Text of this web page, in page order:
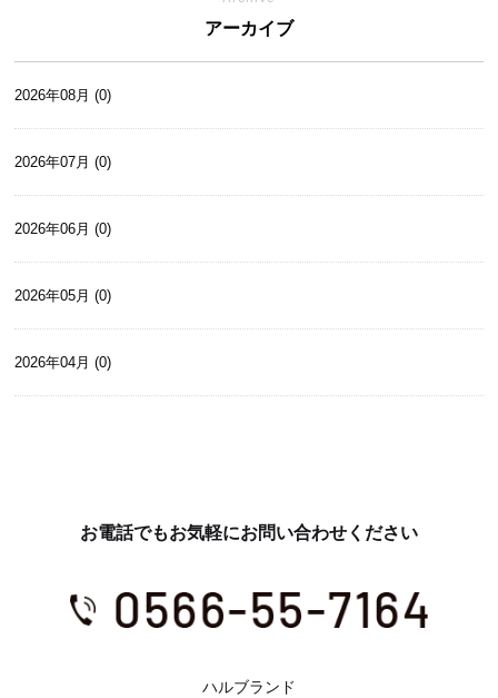
アーカイブ
2026年08月 (0)
2026年07月 (0)
2026年06月 (0)
2026年05月 (0)
2026年04月 (0)
お電話でもお気軽にお問い合わせください
ハルブランド